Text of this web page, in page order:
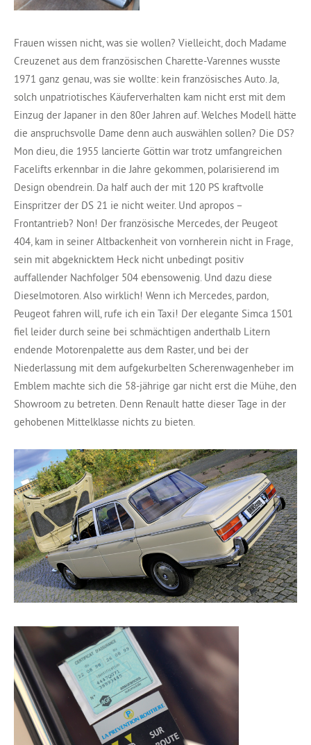
Frauen wissen nicht, was sie wollen? Vielleicht, doch Madame
Creuzenet aus dem französischen Charette-Varennes wusste
1971 ganz genau, was sie wollte: kein französisches Auto. Ja,
solch unpatriotisches Käuferverhalten kam nicht erst mit dem
Einzug der Japaner in den 80er Jahren auf. Welches Modell hätte
die anspruchsvolle Dame denn auch auswählen sollen? Die DS?
Mon dieu, die 1955 lancierte Göttin war trotz umfangreichen
Facelifts erkennbar in die Jahre gekommen, polarisierend im
Design obendrein. Da half auch der mit 120 PS kraftvolle
Einspritzer der DS 21 ie nicht weiter. Und apropos –
Frontantrieb? Non! Der französische Mercedes, der Peugeot
404, kam in seiner Altbackenheit von vornherein nicht in Frage,
sein mit abgeknicktem Heck nicht unbedingt positiv
auffallender Nachfolger 504 ebensowenig. Und dazu diese
Dieselmotoren. Also wirklich! Wenn ich Mercedes, pardon,
Peugeot fahren will, rufe ich ein Taxi! Der elegante Simca 1501
fiel leider durch seine bei schmächtigen anderthalb Litern
endende Motorenpalette aus dem Raster, und bei der
Niederlassung mit dem aufgekurbelten Scherenwagenheber im
Emblem machte sich die 58-jährige gar nicht erst die Mühe, den
Showroom zu betreten. Denn Renault hatte dieser Tage in der
gehobenen Mittelklasse nichts zu bieten.